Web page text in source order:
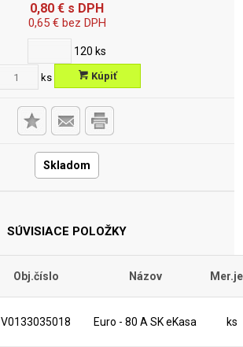
0,80 € s DPH
0,65 €bez DPH
120 ks
ks Kúpiť
Skladom
SÚVISIACE POLOŽKY
Obj.číslo Názov
V0133035018 Euro - 80 A SK eKasa ks